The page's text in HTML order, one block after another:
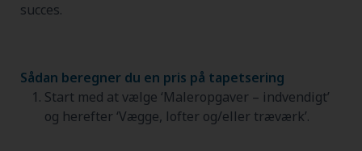
succes.
Sådan beregner du en pris på tapetsering
Start med at vælge ‘Maleropgaver – indvendigt’
og herefter ‘Vægge, lofter og/eller træværk’.